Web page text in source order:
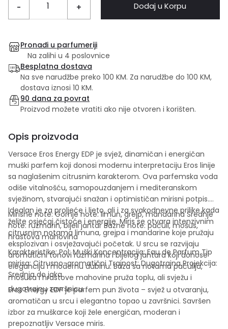
- + Dodaj u Korpu
Pronađi u parfumeriji
Na zalihi u 4 poslovnice
Besplatna dostava
Na sve narudžbe preko 100 KM. Za narudžbe do 100 KM,
dostava iznosi 10 KM.
90 dana za povrat
Proizvod možete vratiti ako nije otvoren i korišten.
Opis proizvoda
Versace Eros Energy EDP je svjež, dinamičan i energičan
muški parfem koji donosi modernu interpretaciju Eros linije
sa naglašenim citrusnim karakterom. Ova parfemska voda
odiše vitalnošću, samopouzdanjem i mediteranskom
svježinom, stvarajući snažan i optimističan mirisni potpis.
Idealan je za proljeće i ljeto, ali i za svakodnevne prilike kada
želite osjećaj čistoće i energije. Miris se otvara intenzivnim
citrusnim notama limuna, grejpa i mandarine koje pružaju
eksplozivan i osvježavajući početak. U srcu se razvijaju
aromatični tonovi ruzmarina i bijelog jantara koji donose
eleganciju i modernu dubinu. Baza sa notama pačulija,
mošusa i hrastove mahovine pruža toplu, ali svježu i
dugotrajnu završnicu.
Mirisne note: Gornje note: limun, grejp, mandarina Srednje
note: ruzmarin, bijeli jantar Bazne note: pačuli, mošus,
hrastova mahovina
Karakteristike: Pol: Muški Koncentracija: Eau de Parfum Tip
mirisa: Citrusno-aromatični Trajnost: Dugotrajna Projekcija:
Srednja do jaka
Eros Energy EDP je parfem pun života – svjež u otvaranju,
aromatičan u srcu i elegantno topao u završnici. Savršen
izbor za muškarce koji žele energičan, moderan i
prepoznatljiv Versace miris.